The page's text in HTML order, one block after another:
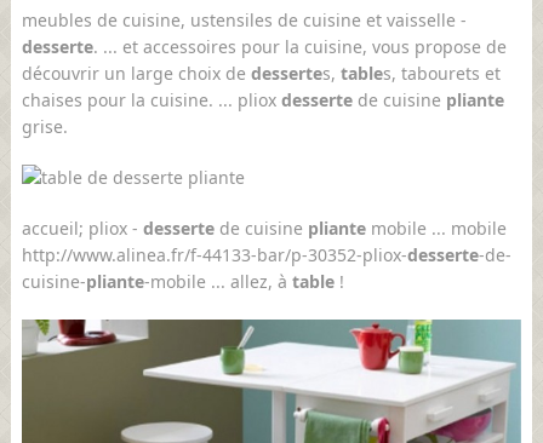
meubles de cuisine, ustensiles de cuisine et vaisselle -
desserte. ... et accessoires pour la cuisine, vous propose de
découvrir un large choix de dessertes, tables, tabourets et
chaises pour la cuisine. ... pliox dessertede cuisine pliante
grise.
accueil; pliox - dessertede cuisine pliantemobile ... mobile
http://www.alinea.fr/f-44133-bar/p-30352-pliox-desserte-de-
cuisine-pliante-mobile ... allez, à table!